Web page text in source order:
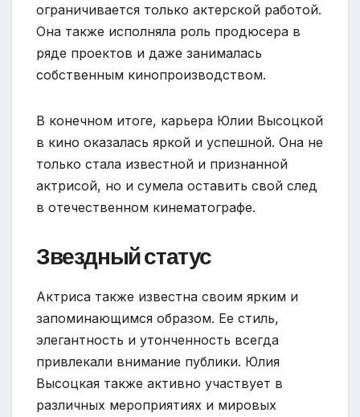
ограничивается только актерской работой.
Она также исполняла роль продюсера в
ряде проектов и даже занималась
собственным кинопроизводством.
В конечном итоге, карьера Юлии Высоцкой
в кино оказалась яркой и успешной. Она не
только стала известной и признанной
актрисой, но и сумела оставить свой след
в отечественном кинематографе.
Звездный статус
Актриса также известна своим ярким и
запоминающимся образом. Ее стиль,
элегантность и утонченность всегда
привлекали внимание публики. Юлия
Высоцкая также активно участвует в
различных мероприятиях и мировых